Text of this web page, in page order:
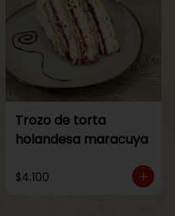
Trozo de torta
holandesa maracuya
$4.100